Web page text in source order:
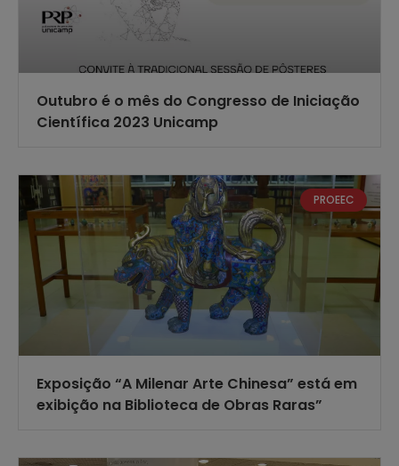
Outubro é o mês do Congresso de Iniciação
Científica 2023 Unicamp
PROEEC
Exposição “A Milenar Arte Chinesa” está em
exibição na Biblioteca de Obras Raras”